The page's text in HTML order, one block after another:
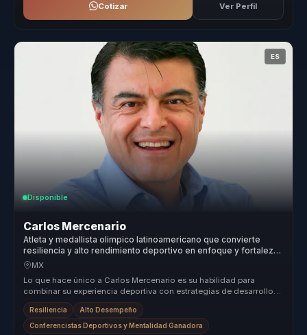
Cotizar Ver Perfil
ES
Disponible
Carlos Mercenario
Atleta y medallista olimpico latinoamericano que convierte
resiliencia y alto rendimiento deportivo en enfoque y fortaleza
mental para equipos.
MX
Lo que hace único a Carlos Mercenario es su habilidad para
combinar su experiencia deportiva con estrategias de desarrollo
personal y pro...
Resiliencia Alto Desempeño
Conferencistas Deportivos y Mentalidad Ganadora